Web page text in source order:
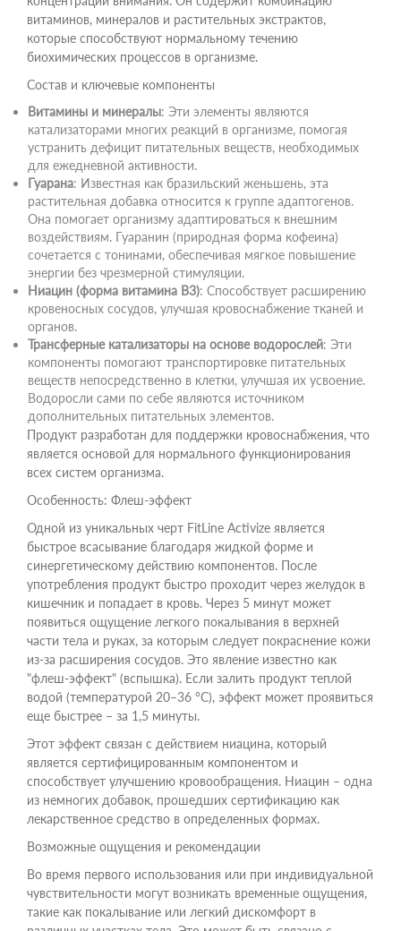
витаминов, минералов и растительных экстрактов,
которые способствуют нормальному течению
биохимических процессов в организме.
Состав и ключевые компоненты
Витамины и минералы: Эти элементы являются
катализаторами многих реакций в организме, помогая
устранить дефицит питательных веществ, необходимых
для ежедневной активности.
Гуарана: Известная как бразильский женьшень, эта
растительная добавка относится к группе адаптогенов.
Она помогает организму адаптироваться к внешним
воздействиям. Гуаранин (природная форма кофеина)
сочетается с тонинами, обеспечивая мягкое повышение
энергии без чрезмерной стимуляции.
Ниацин (форма витамина B3): Способствует расширению
кровеносных сосудов, улучшая кровоснабжение тканей и
органов.
Трансферные катализаторы на основе водорослей: Эти
компоненты помогают транспортировке питательных
веществ непосредственно в клетки, улучшая их усвоение.
Водоросли сами по себе являются источником
дополнительных питательных элементов.
Продукт разработан для поддержки кровоснабжения, что
является основой для нормального функционирования
всех систем организма.
Особенность: Флеш-эффект
Одной из уникальных черт FitLine Activize является
быстрое всасывание благодаря жидкой форме и
синергетическому действию компонентов. После
употребления продукт быстро проходит через желудок в
кишечник и попадает в кровь. Через 5 минут может
появиться ощущение легкого покалывания в верхней
части тела и руках, за которым следует покраснение кожи
из-за расширения сосудов. Это явление известно как
"флеш-эффект" (вспышка). Если залить продукт теплой
водой (температурой 20–36 °C), эффект может проявиться
еще быстрее – за 1,5 минуты.
Этот эффект связан с действием ниацина, который
является сертифицированным компонентом и
способствует улучшению кровообращения. Ниацин – одна
из немногих добавок, прошедших сертификацию как
лекарственное средство в определенных формах.
Возможные ощущения и рекомендации
Во время первого использования или при индивидуальной
чувствительности могут возникать временные ощущения,
такие как покалывание или легкий дискомфорт в